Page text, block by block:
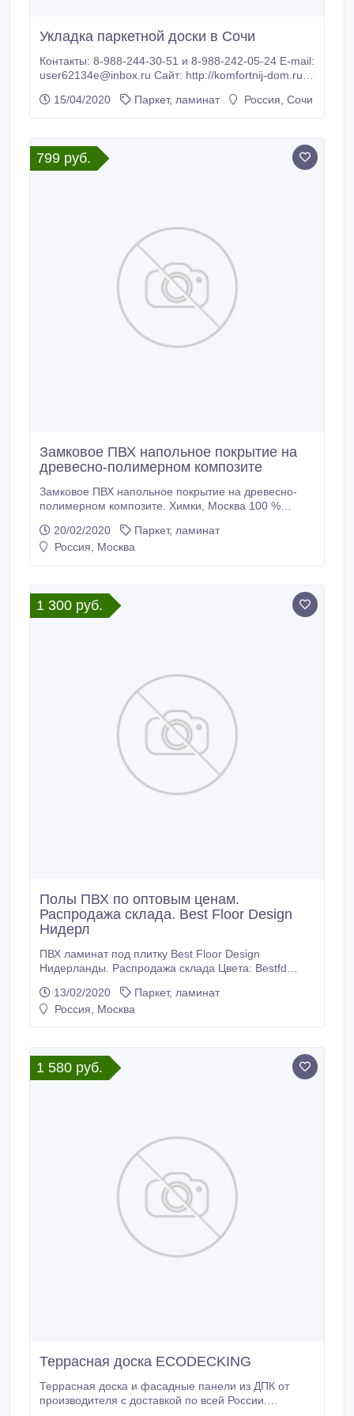
Укладка паркетной доски в Сочи
Контакты: 8-988-244-30-51 и 8-988-242-05-24 Е-mail:
user62134e@inbox.ru Сайт: http://komfortnij-dom.ru
напольное покрытие. В отличие от ламината, что в
что позволяет в дальнейшем произвести
15/04/2020 Паркет, ламинат Россия, Сочи
799 руб.
Замковое ПВХ напольное покрытие на
древесно-полимерном композите
Замковое ПВХ напольное покрытие на древесно-
полимерном композите. Химки, Москва 100 %
799 руб/кв.м Экологический чистый Без заноз и
трещин Не деформируется Термин «древесно-
наполнитель или армирующий элемент - и
полимерное связующее (матрицу).
20/02/2020
Паркет, ламинат
Россия, Москва
1 300 руб.
Полы ПВХ по оптовым ценам.
Распродажа склада. Best Floor Design
Нидерл
ПВХ ламинат под плитку Best Floor Design
Нидерланды. Распродажа склада Цвета: Bestfd
Chocolate 21004, Dark Gray 21003 Размер планок
603х305х6 мм Количество в коробке 10 шт
13/02/2020
Паркет, ламинат
Россия, Москва
1 580 руб.
Террасная доска ECODECKING
Террасная доска и фасадные панели из ДПК от
производителя с доставкой по всей России.